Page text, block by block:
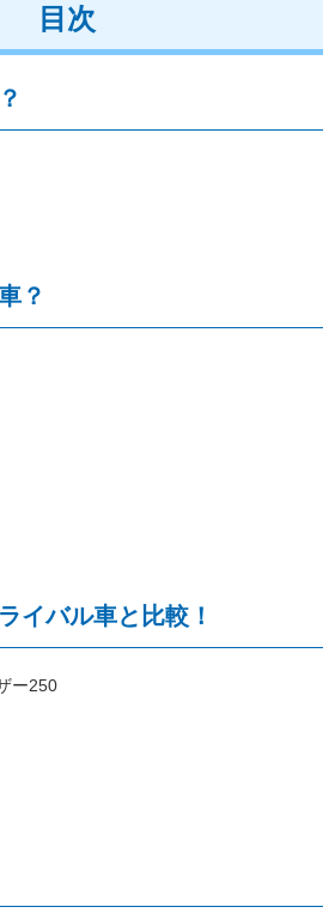
目次
？
イバル車と比較！
ー250